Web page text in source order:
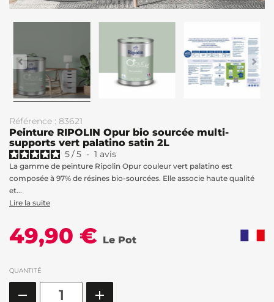
Référence : 83621
Peinture RIPOLIN Opur bio sourcée multi-
supports vert palatino satin 2L
5/5 - 1 avis
La gamme de peinture Ripolin Opur couleur vert palatino est
composée à 97% de résines bio-sourcées. Elle associe haute qualité
et...
Lire la suite
49,90 € Le Pot
QUANTITÉ